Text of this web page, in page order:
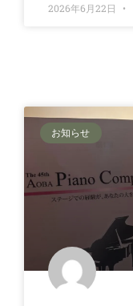
2026年6月22日
お知らせ